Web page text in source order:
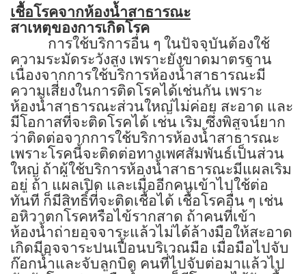
เชื้อโรคจากห้องน้ำสาธารณะ
สาเหตุของการเกิดโรค
การใช้บริการอื่น ๆ ในปัจจุบันต้องใช้
ความระมัดระวังสูง เพราะยังขาดมาตรฐาน
เนื่องจากการใช้บริการห้องน้ำสาธารณะมี
ความเสี่ยงในการติดโรคได้เช่นกัน เพราะ
ห้องน้ำสาธารณะส่วนใหญ่ไม่ค่อย สะอาด และ
มีโอกาสที่จะติดโรคได้ เช่น เริม ซึ่งพิสูจน์ยาก
ว่าติดต่อจากการใช้บริการห้องน้ำสาธารณะ
เพราะโรคนี้จะติดต่อทางเพศสัมพันธ์เป็นส่วน
ใหญ่ ถ้าผู้ใช้บริการห้องน้ำสาธารณะมีแผลเริม
อยู่ ถ้า แผลเปิด และเมื่ออีกคนเข้าไปใช้ต่อ
ทันที ก็มีสิทธิ์ที่จะติดเชื้อได้ เชื้อโรคอื่น ๆ เช่น
อหิวาตกโรคหรือไข้รากสาด ถ้าคนที่เข้า
ห้องน้ำถ่ายอุจจาระแล้วไม่ได้ล้างมือให้สะอาด
เกิดมีอุจจาระปนเปื้อนบริเวณมือ เมื่อมือไปจับ
ก๊อกน้ำและจับลูกบิด คนที่ไปจับต่อมาแล้วไป